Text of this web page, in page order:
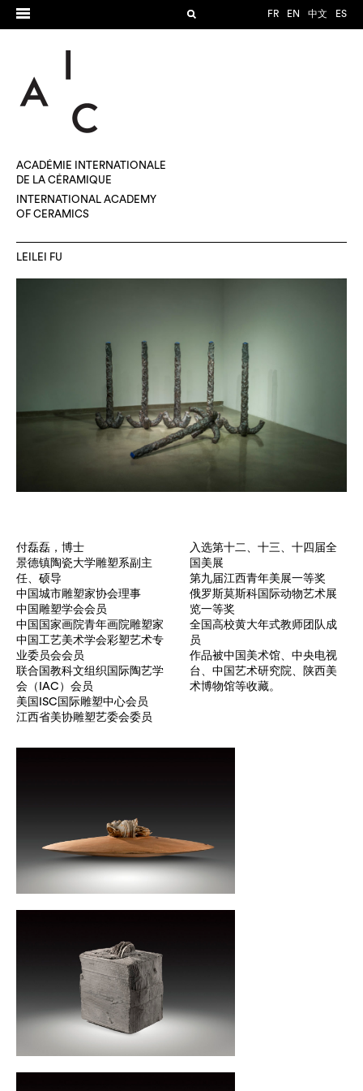
FR EN 中文 ES
ACADÉMIE INTERNATIONALE
DE LA CÉRAMIQUE
INTERNATIONAL ACADEMY
OF CERAMICS
LEILEI FU
付磊磊，博士
景德镇陶瓷大学雕塑系副主
任、硕导
中国城市雕塑家协会理事
中国雕塑学会会员
中国国家画院青年画院雕塑家
中国工艺美术学会彩塑艺术专
业委员会会员
联合国教科文组织国际陶艺学
会（IAC）会员
美国ISC国际雕塑中心会员
江西省美协雕塑艺委会委员
入选第十二、十三、十四届全
国美展
第九届江西青年美展一等奖
俄罗斯莫斯科国际动物艺术展
览一等奖
全国高校黄大年式教师团队成
员
作品被中国美术馆、中央电视
台、中国艺术研究院、陕西美
术博物馆等收藏。